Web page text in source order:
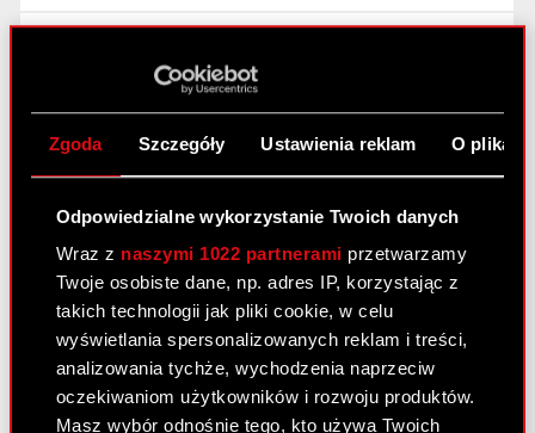
Zgoda Szczegóły Ustawienia reklam O
Odpowiedzialne wykorzystanie Twoich danych
Wraz z naszymi 1022 partnerami przetwarzamy
Twoje osobiste dane, np. adres IP, korzystając z
takich technologii jak pliki cookie, w celu
wyświetlania spersonalizowanych reklam i treści,
analizowania tychże, wychodzenia naprzeciw
oczekiwaniom użytkowników i rozwoju produktów.
Masz wybór odnośnie tego, kto używa Twoich
Raport bieżący nr 66/2011
21 października 2011
PDF
Ujawnienie informacji dotyczącej umowy
Raport bieżący nr 66/2011
21 października 2011
PDF
Ujawnienie informacji dotyczącej umowy
znaczącej